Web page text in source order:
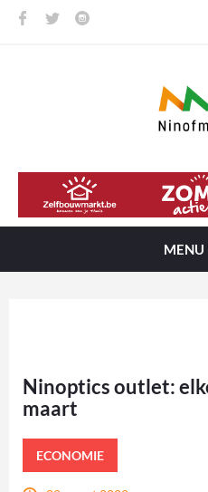
MENU
Ninoptics outlet:
maart
ECONOMIE